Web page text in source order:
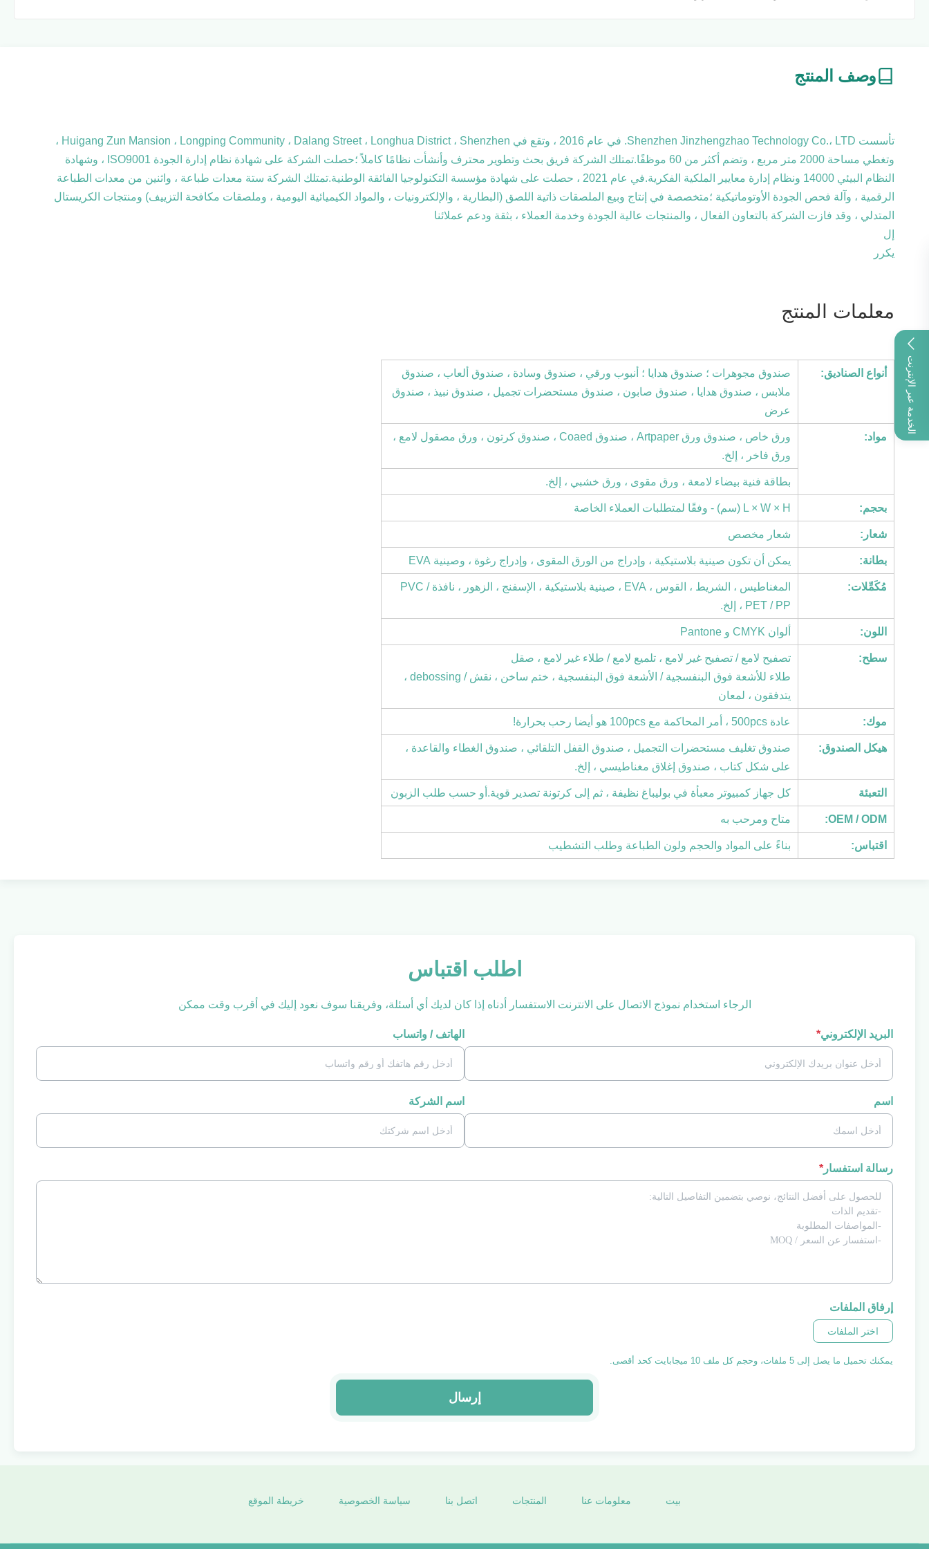
الخدمة عبر الإنترنت
وصف المنتج
تأسست Shenzhen Jinzhengzhao Technology Co.، LTD. في عام 2016 ، وتقع في Huigang Zun Mansion ، Longping Community ، Dalang Street ، Longhua District ، Shenzhen ،
وتغطي مساحة 2000 متر مربع ، وتضم أكثر من 60 موظفًا.تمتلك الشركة فريق بحث وتطوير محترف وأنشأت نظامًا كاملاً ؛حصلت الشركة على شهادة نظام إدارة الجودة ISO9001 ، وشهادة
النظام البيئي 14000 ونظام إدارة معايير الملكية الفكرية.في عام 2021 ، حصلت على شهادة مؤسسة التكنولوجيا الفائقة الوطنية.تمتلك الشركة ستة معدات طباعة ، واثنين من معدات الطباعة
الرقمية ، وآلة فحص الجودة الأوتوماتيكية ؛متخصصة في إنتاج وبيع الملصقات ذاتية اللصق (البطارية ، والإلكترونيات ، والمواد الكيميائية اليومية ، وملصقات مكافحة التزييف) ومنتجات الكريستال
المتدلي ، وقد فازت الشركة بالتعاون الفعال ، والمنتجات عالية الجودة وخدمة العملاء ، بثقة ودعم عملائنا
إل
يكرر
معلمات المنتج
أنواع الصناديق:
صندوق مجوهرات ؛ صندوق هدايا ؛ أنبوب ورقي ، صندوق وسادة ، صندوق ألعاب ، صندوق
ملابس ، صندوق هدايا ، صندوق صابون ، صندوق مستحضرات تجميل ، صندوق نبيذ ، صندوق
عرض
مواد:
ورق خاص ، صندوق ورق Artpaper ، صندوق Coaed ، صندوق كرتون ، ورق مصقول لامع ،
ورق فاخر ، إلخ.
بطاقة فنية بيضاء لامعة ، ورق مقوى ، ورق خشبي ، إلخ.
بحجم: L × W × H (سم) - وفقًا لمتطلبات العملاء الخاصة
شعار: شعار مخصص
بطانة: يمكن أن تكون صينية بلاستيكية ، وإدراج من الورق المقوى ، وإدراج رغوة ، وصينية EVA
مُكَمِّلات:
المغناطيس ، الشريط ، القوس ، EVA ، صينية بلاستيكية ، الإسفنج ، الزهور ، نافذة PVC /
PET / PP ، إلخ.
اللون: ألوان CMYK و Pantone
سطح:
تصفيح لامع / تصفيح غير لامع ، تلميع لامع / طلاء غير لامع ، صقل
طلاء للأشعة فوق البنفسجية / الأشعة فوق البنفسجية ، ختم ساخن ، نقش / debossing ،
يتدفقون ، لمعان
موك: عادة 500pcs ، أمر المحاكمة مع 100pcs هو أيضا رحب بحرارة!
هيكل الصندوق:
صندوق تغليف مستحضرات التجميل ، صندوق القفل التلقائي ، صندوق الغطاء والقاعدة ،
على شكل كتاب ، صندوق إغلاق مغناطيسي ، إلخ.
التعبئة كل جهاز كمبيوتر معبأة في بوليباغ نظيفة ، ثم إلى كرتونة تصدير قوية.أو حسب طلب الزبون
OEM / ODM: متاح ومرحب به
اقتباس: بناءً على المواد والحجم ولون الطباعة وطلب التشطيب
اطلب اقتباس
الرجاء استخدام نموذج الاتصال على الانترنت الاستفسار أدناه إذا كان لديك أي أسئلة، وفريقنا سوف نعود إليك في أقرب وقت ممكن
البريد الإلكتروني* الهاتف / واتساب
اسم اسم الشركة
رسالة استفسار *
إرفاق الملفات
اختر الملفات
يمكنك تحميل ما يصل إلى 5 ملفات، وحجم كل ملف 10 ميجابايت كحد أقصى.
إرسال
بيت معلومات عنا المنتجات اتصل بنا سياسة الخصوصية خريطة الموقع